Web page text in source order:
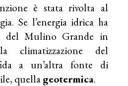
è stata rivolta al
Se l’energia idrica ha
del Mulino Grande in
climatizzazione del
a un’altra fonte di
quellageotermica.